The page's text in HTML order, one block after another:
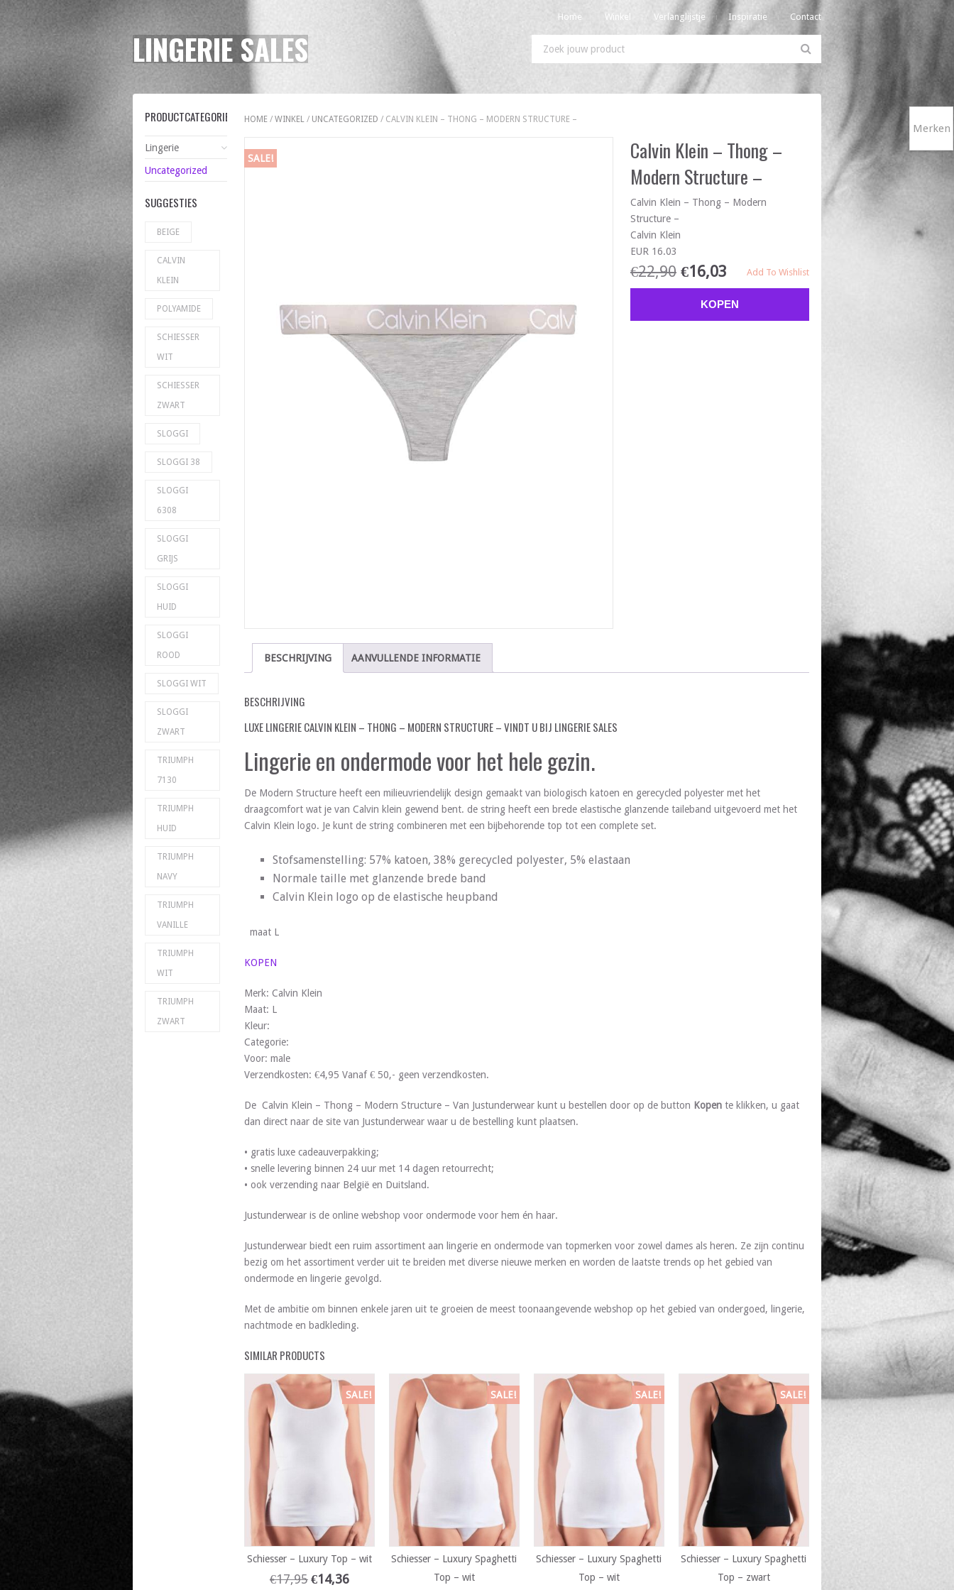
Home Winkel Verlanglijstje Inspiratie Contact
LINGERIE SALES
HOME/ WINKEL/ UNCATEGORIZED / CALVIN KLEIN – THONG – MODERN STRUCTURE –
SALE!
Calvin Klein – Thong –
Modern Structure –
Calvin Klein – Thong – Modern
Structure –
Calvin Klein
EUR 16.03
€22,90 €16,03
KOPEN
Add To Wishlist
BESCHRIJVING AANVULLENDE INFORMATIE
BESCHRIJVING
LUXE LINGERIE CALVIN KLEIN – THONG – MODERN STRUCTURE – VINDT U BIJ LINGERIE SALES
Lingerie en ondermode voor het hele gezin.
De Modern Structure heeft een milieuvriendelijk design gemaakt van biologisch katoen en gerecycled polyester met het
draagcomfort wat je van Calvin klein gewend bent. de string heeft een brede elastische glanzende taileband uitgevoerd met het
Calvin Klein logo. Je kunt de string combineren met een bijbehorende top tot een complete set.
Stofsamenstelling: 57% katoen, 38% gerecycled polyester, 5% elastaan
Normale taille met glanzende brede band
Calvin Klein logo op de elastische heupband
maat L
KOPEN
Merk: Calvin Klein
Maat: L
Kleur:
Categorie:
Voor: male
Verzendkosten: €4,95 Vanaf € 50,- geen verzendkosten.
De Calvin Klein – Thong – Modern Structure – Van Justunderwear kunt u bestellen door op de button Kopente klikken, u gaat
dan direct naar de site van Justunderwear waar u de bestelling kunt plaatsen.
• gratis luxe cadeauverpakking;
• snelle levering binnen 24 uur met 14 dagen retourrecht;
• ook verzending naar België en Duitsland.
Justunderwear is de online webshop voor ondermode voor hem én haar.
Justunderwear biedt een ruim assortiment aan lingerie en ondermode van topmerken voor zowel dames als heren. Ze zijn continu
bezig om het assortiment verder uit te breiden met diverse nieuwe merken en worden de laatste trends op het gebied van
ondermode en lingerie gevolgd.
Met de ambitie om binnen enkele jaren uit te groeien de meest toonaangevende webshop op het gebied van ondergoed, lingerie,
nachtmode en badkleding.
SIMILAR PRODUCTS
SALE!
Schiesser – Luxury Top – wit
€17,95€14,36
SALE!
Schiesser – Luxury Spaghetti
Top – wit
SALE!
Schiesser – Luxury Spaghetti
Top – wit
SALE!
Schiesser – Luxury Spaghetti
Top – zwart
PRODUCTCATEGORIEËN
Lingerie
Uncategorized
SUGGESTIES
BEIGE
CALVIN
KLEIN
POLYAMIDE
SCHIESSER
WIT
SCHIESSER
ZWART
SLOGGI
SLOGGI 38
SLOGGI
6308
SLOGGI
GRIJS
SLOGGI
HUID
SLOGGI
ROOD
SLOGGI WIT
SLOGGI
ZWART
TRIUMPH
7130
TRIUMPH
HUID
TRIUMPH
NAVY
TRIUMPH
VANILLE
TRIUMPH
WIT
TRIUMPH
ZWART
Merken